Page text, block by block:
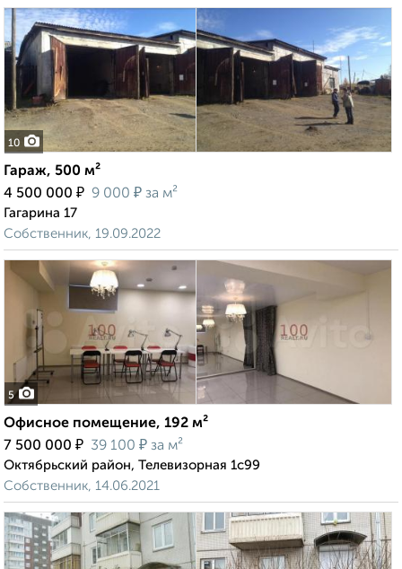
10
Гараж, 500 м²
4 500 000 ₽ 9 000 ₽ за м²
Гагарина 17
Собственник, 19.09.2022
5
Офисное помещение, 192 м²
7 500 000 ₽ 39 100 ₽ за м²
Октябрьский район, Телевизорная 1с99
Собственник, 14.06.2021